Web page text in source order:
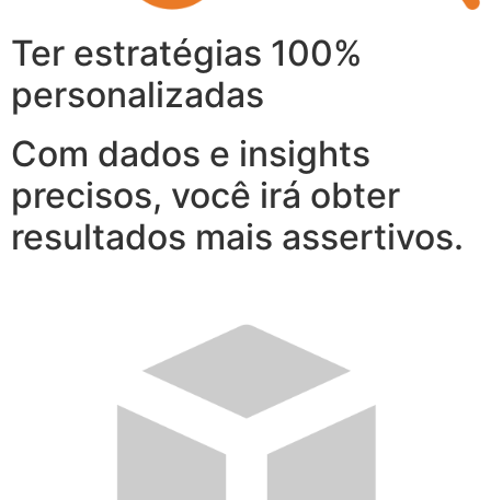
Ter estratégias 100%
personalizadas
Com dados e insights
precisos, você irá obter
resultados mais assertivos.